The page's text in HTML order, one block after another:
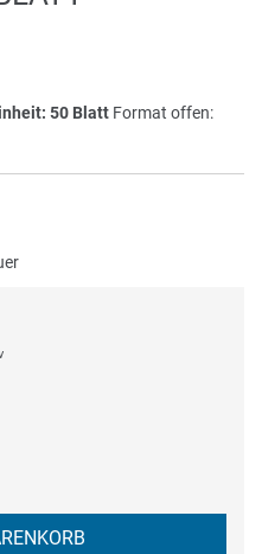
50 Blatt Format offen: